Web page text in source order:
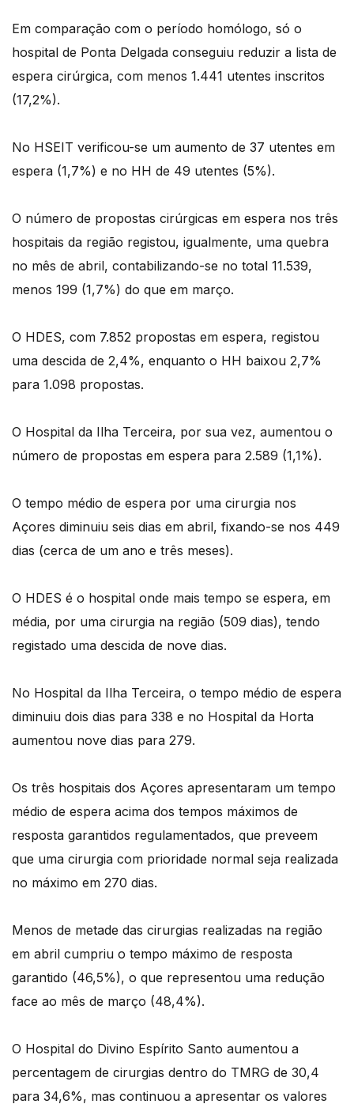
Em comparação com o período homólogo, só o
hospital de Ponta Delgada conseguiu reduzir a lista de
espera cirúrgica, com menos 1.441 utentes inscritos
(17,2%).
No HSEIT verificou-se um aumento de 37 utentes em
espera (1,7%) e no HH de 49 utentes (5%).
O número de propostas cirúrgicas em espera nos três
hospitais da região registou, igualmente, uma quebra
no mês de abril, contabilizando-se no total 11.539,
menos 199 (1,7%) do que em março.
O HDES, com 7.852 propostas em espera, registou
uma descida de 2,4%, enquanto o HH baixou 2,7%
para 1.098 propostas.
O Hospital da Ilha Terceira, por sua vez, aumentou o
número de propostas em espera para 2.589 (1,1%).
O tempo médio de espera por uma cirurgia nos
Açores diminuiu seis dias em abril, fixando-se nos 449
dias (cerca de um ano e três meses).
O HDES é o hospital onde mais tempo se espera, em
média, por uma cirurgia na região (509 dias), tendo
registado uma descida de nove dias.
No Hospital da Ilha Terceira, o tempo médio de espera
diminuiu dois dias para 338 e no Hospital da Horta
aumentou nove dias para 279.
Os três hospitais dos Açores apresentaram um tempo
médio de espera acima dos tempos máximos de
resposta garantidos regulamentados, que preveem
que uma cirurgia com prioridade normal seja realizada
no máximo em 270 dias.
Menos de metade das cirurgias realizadas na região
em abril cumpriu o tempo máximo de resposta
garantido (46,5%), o que representou uma redução
face ao mês de março (48,4%).
O Hospital do Divino Espírito Santo aumentou a
percentagem de cirurgias dentro do TMRG de 30,4
para 34,6%, mas continuou a apresentar os valores